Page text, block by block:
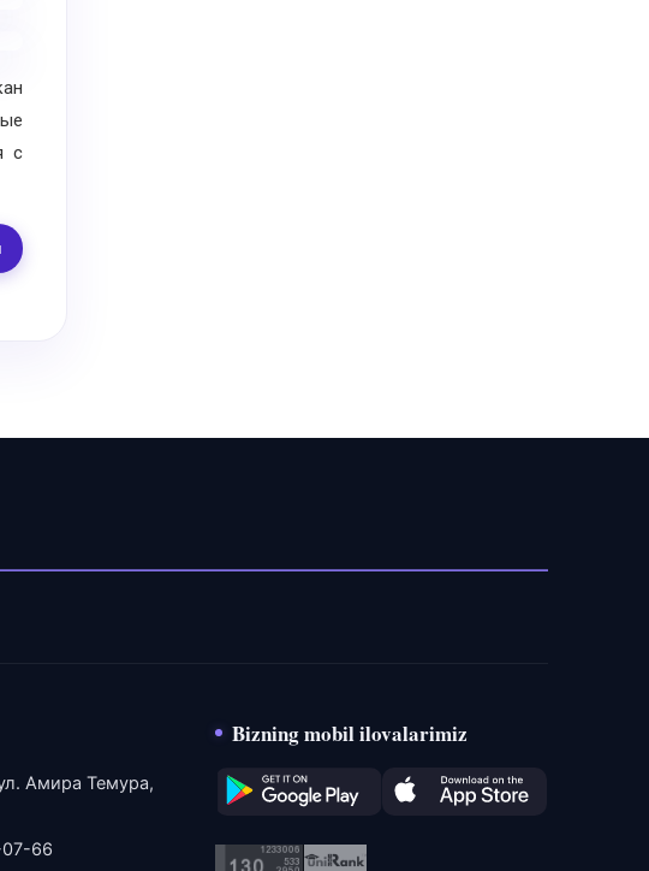
с
Амира Темура,
66
Bizning mobil ilovalarimiz